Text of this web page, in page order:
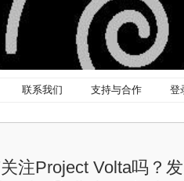
联系我们 支持与合作 登
注Project Volta吗？